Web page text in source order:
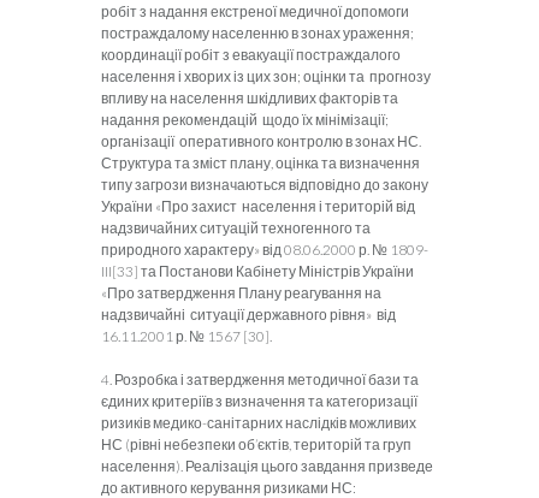
робіт з надання екстреної медичної допомоги
постраждалому населенню в зонах ураження;
координації робіт з евакуації постраждалого
населення і хворих із цих зон; оцінки та прогнозу
впливу на населення шкідливих факторів та
надання рекомендацій щодо їх мінімізації;
організації оперативного контролю в зонах НС.
Структура та зміст плану, оцінка та визначення
типу загрози визначаються відповідно до закону
України «Про захист населення і територій від
надзвичайних ситуацій техногенного та
природного характеру» від 08.06.2000 р. № 1809-
III[33] та Постанови Кабінету Міністрів України
«Про затвердження Плану реагування на
надзвичайні ситуації державного рівня» від
16.11.2001 р. № 1567 [30].
4. Розробка і затвердження методичної бази та
єдиних критеріїв з визначення та категоризації
ризиків медико-санітарних наслідків можливих
НС (рівні небезпеки об’єктів, територій та груп
населення). Реалізація цього завдання призведе
до активного керування ризиками НС: